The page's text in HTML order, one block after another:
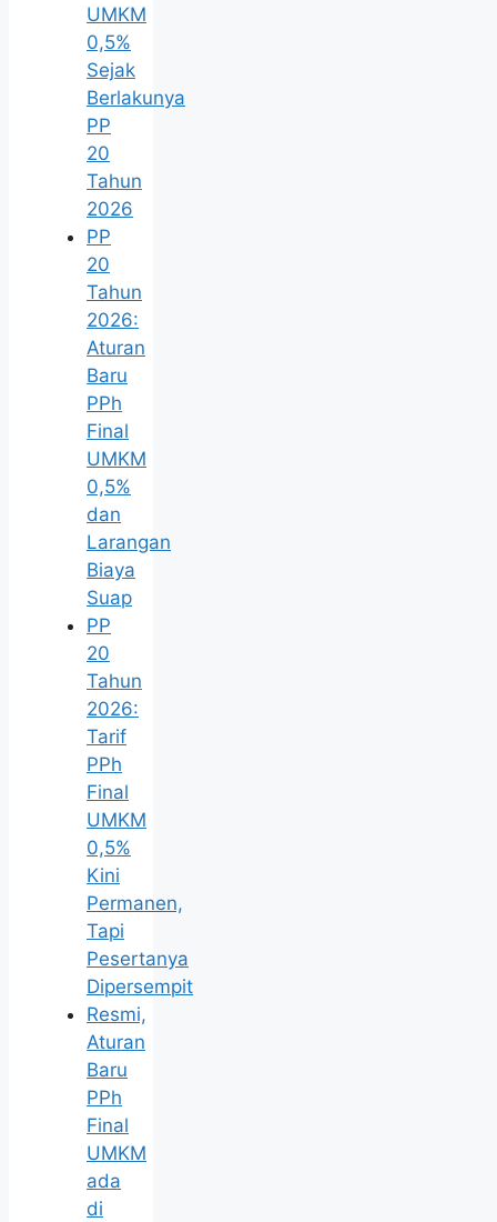
UMKM
0,5%
Sejak
Berlakunya
PP
20
Tahun
2026
PP
20
Tahun
2026:
Aturan
Baru
PPh
Final
UMKM
0,5%
dan
Larangan
Biaya
Suap
PP
20
Tahun
2026:
Tarif
PPh
Final
UMKM
0,5%
Kini
Permanen,
Tapi
Pesertanya
Dipersempit
Resmi,
Aturan
Baru
PPh
Final
UMKM
ada
di